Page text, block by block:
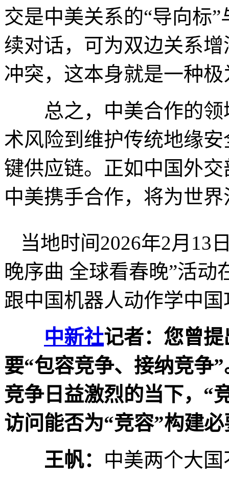
交是中美关系的“导向标
续对话，可为双边关系
冲突，这本身就是一种
总之，中美合作的领
术风险到维护传统地缘
键供应链。正如中国外
中美携手合作，将为世
当地时间2026年2月13
晚序曲 全球看春晚”活
跟中国机器人动作学中
中新社记者：您曾
要“包容竞争、接纳竞争
竞争日益激烈的当下，“
访问能否为“竞容”构建
王帆： 中美两个大